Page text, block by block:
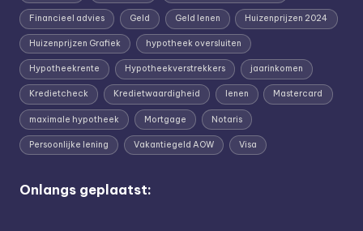
Financieel advies Geld Geld lenen Huizenprijzen 2024
Huizenprijzen Grafiek hypotheek oversluiten
Hypotheekrente Hypotheekverstrekkers jaarinkomen
Kredietcheck Kredietwaardigheid lenen Mastercard
maximale hypotheek Mortgage Notaris
Persoonlijke lening Vakantiegeld AOW Visa
Onlangs geplaatst: